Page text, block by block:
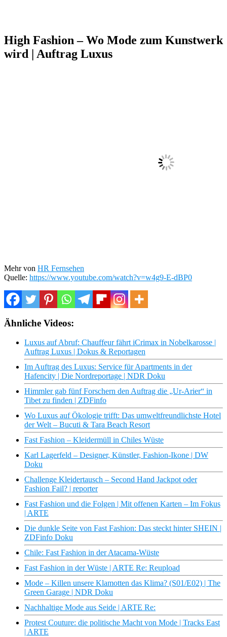
High Fashion – Wo Mode zum Kunstwerk
wird | Auftrag Luxus
Mehr von HR Fernsehen
Quelle: https://www.youtube.com/watch?v=w4g9-E-dBP0
Ähnliche Videos:
Luxus auf Abruf: Chauffeur fährt iCrimax in Nobelkarosse |
Auftrag Luxus | Dokus & Reportagen
Im Auftrag des Luxus: Service für Apartments in der
Hafencity | Die Nordreportage | NDR Doku
Himmler gab fünf Forschern den Auftrag die „Ur-Arier“ in
Tibet zu finden | ZDFinfo
Wo Luxus auf Ökologie trifft: Das umweltfreundlichste Hotel
der Welt – Bucuti & Tara Beach Resort
Fast Fashion – Kleidermüll in Chiles Wüste
Karl Lagerfeld – Designer, Künstler, Fashion-Ikone | DW
Doku
Challenge Kleidertausch – Second Hand Jackpot oder
Fashion Fail? | reporter
Fast Fashion und die Folgen | Mit offenen Karten – Im Fokus
| ARTE
Die dunkle Seite von Fast Fashion: Das steckt hinter SHEIN |
ZDFinfo Doku
Chile: Fast Fashion in der Atacama-Wüste
Fast Fashion in der Wüste | ARTE Re: Reupload
Mode – Killen unsere Klamotten das Klima? (S01/E02) | The
Green Garage | NDR Doku
Nachhaltige Mode aus Seide | ARTE Re:
Protest Couture: die politische Macht von Mode | Tracks East
| ARTE